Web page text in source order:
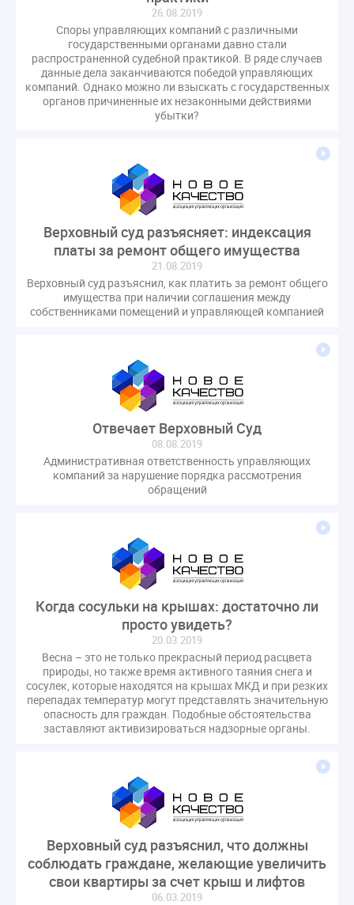
26.08.2019
Споры управляющих компаний с различными
государственными органами давно стали
распространенной судебной практикой. В ряде случаев
данные дела заканчиваются победой управляющих
компаний. Однако можно ли взыскать с государственных
органов причиненные их незаконными действиями
убытки?
Верховный суд разъясняет: индексация
платы за ремонт общего имущества
21.08.2019
Верховный суд разъяснил, как платить за ремонт общего
имущества при наличии соглашения между
собственниками помещений и управляющей компанией
Отвечает Верховный Суд
08.08.2019
Административная ответственность управляющих
компаний за нарушение порядка рассмотрения
обращений
Когда сосульки на крышах: достаточно ли
просто увидеть?
20.03.2019
Весна – это не только прекрасный период расцвета
природы, но также время активного таяния снега и
сосулек, которые находятся на крышах МКД и при резких
перепадах температур могут представлять значительную
опасность для граждан. Подобные обстоятельства
заставляют активизироваться надзорные органы.
Верховный суд разъяснил, что должны
соблюдать граждане, желающие увеличить
свои квартиры за счет крыш и лифтов
06.03.2019